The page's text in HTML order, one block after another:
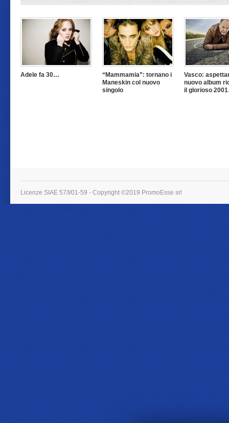
Adele fa 30…
“Mammamia”: tornano i
Maneskin col nuovo
singolo
Vasco:
nuovo album
il glorioso
Licenze SIAE 57/I/01-59 - Copyright ©2019 PromoEsse srl